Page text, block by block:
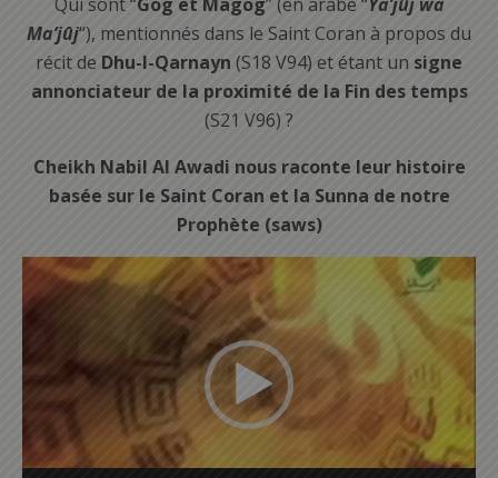
Ma’jûj“), mentionnés dans le Saint Coran à propos du
récit de Dhu-l-Qarnayn (S18 V94) et étant un signe
annonciateur de la proximité de la Fin des temps
(S21 V96) ?
Cheikh Nabil Al Awadi nous raconte leur histoire
basée sur le Saint Coran et la Sunna de notre
Prophète (saws)
Lecteur
vidéo